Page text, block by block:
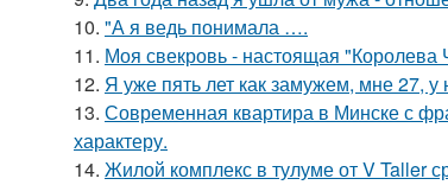
10. "А я ведь понимала ….
11. Моя свекровь - настоящая "Королева
12. Я уже пять лет как замужем, мне 27, у
13. Современная квартира в Минске с
характеру.
14. Жилой комплекс в тулуме от V Taller